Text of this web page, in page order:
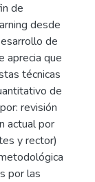
de
desde
de
aprecia que
técnicas
de
revisión
actual por
y rector)
por las